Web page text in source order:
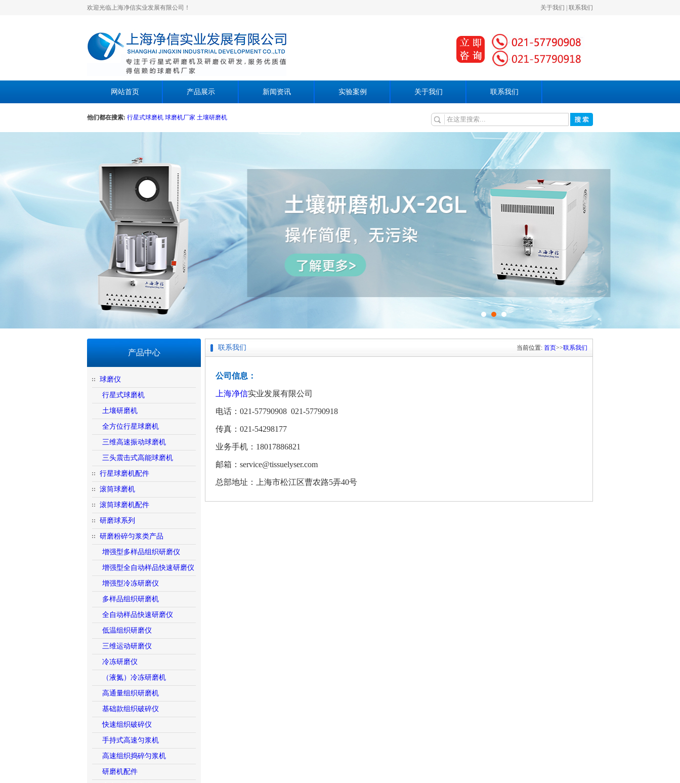
欢迎光临上海净信实业发展有限公司！ 关于我们 联系我们
网站首页 产品展示 新闻资讯 实验案例 关于我们 联系我们
他们都在搜索: 行星式球磨机 球磨机厂家 土壤研磨机
产品中心
球磨仪
行星式球磨机
土壤研磨机
全方位行星球磨机
三维高速振动球磨机
三头震击式高能球磨机
行星球磨机配件
滚筒球磨机
滚筒球磨机配件
研磨球系列
研磨粉碎匀浆类产品
增强型多样品组织研磨仪
增强型全自动样品快速研磨仪
增强型冷冻研磨仪
多样品组织研磨机
全自动样品快速研磨仪
低温组织研磨仪
三维运动研磨仪
冷冻研磨仪
（液氮）冷冻研磨机
高通量组织研磨机
基础款组织破碎仪
快速组织破碎仪
手持式高速匀浆机
高速组织捣碎匀浆机
研磨机配件
联系我们 当前位置: 首页>>联系我们
公司信息：
上海净信实业发展有限公司
电话：021-57790908 021-57790918
传真：021-54298177
业务手机：18017886821
邮箱：service@tissuelyser.com
总部地址：上海市松江区曹农路5弄40号